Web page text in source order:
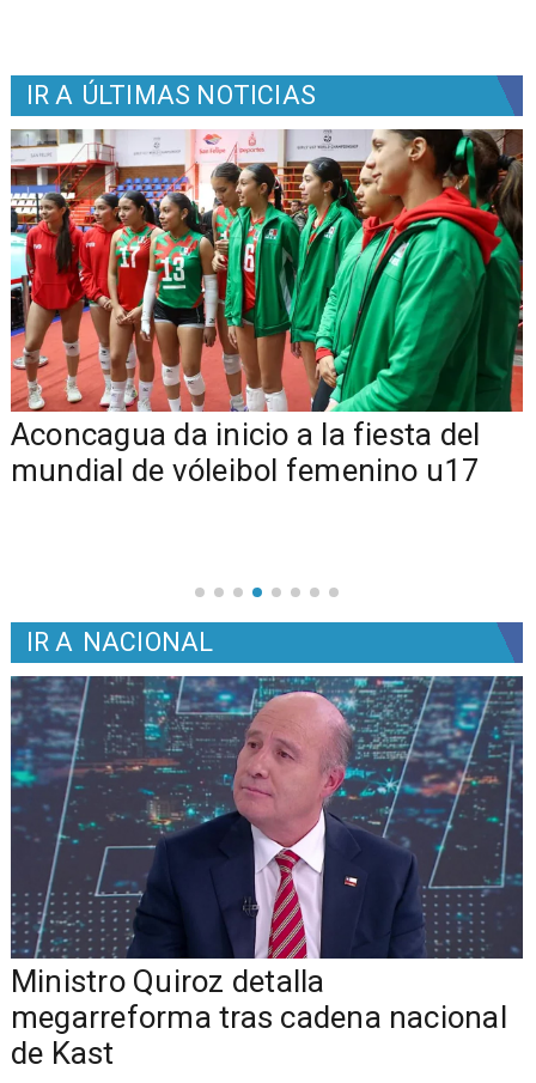
IR A ÚLTIMAS NOTICIAS
Aconcagua da inicio a la fiesta del
mundial de vóleibol femenino u17
IR A NACIONAL
Ministro Quiroz detalla
megarreforma tras cadena nacional
de Kast